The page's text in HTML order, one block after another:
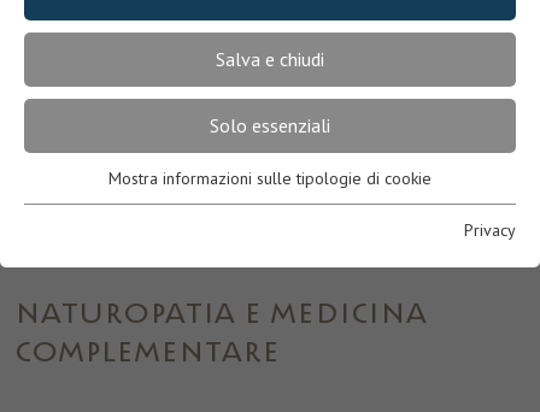
Previous
NATUROPATIA E MEDICINA
COMPLEMENTARE
Salva e chiudi
Solo essenziali
Essenziali
Necessari per il corretto funzionamento del sito. In mancanza,
utilizzare alcuni servizi. Analytics: raccolgono informazioni
e sulle pagine visitate per elaborare statistiche dirette ad
apportare modifiche migliorative per il funzionamento del sito.
Mostra informazioni sulle tipologie di cookie
Privacy